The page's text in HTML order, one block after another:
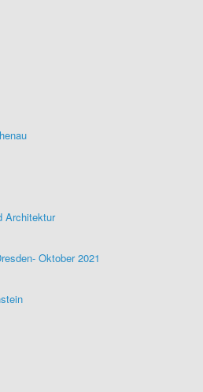
Architektur
Oktober 2021